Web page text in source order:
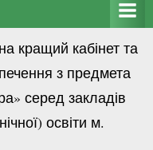
кращий кабінет та
з предмета
серед закладів
освіти м.